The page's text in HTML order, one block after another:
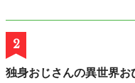
2
独身おじさんの異世界お